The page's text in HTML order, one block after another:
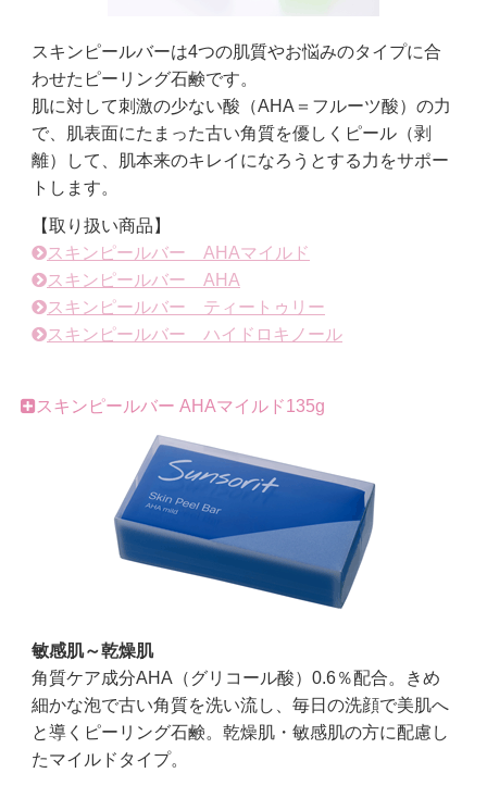
スキンピールバーは4つの肌質やお悩みのタイプに合
わせたピーリング石鹸です。
肌に対して刺激の少ない酸（AHA＝フルーツ酸）の力
で、肌表面にたまった古い角質を優しくピール（剥
離）して、肌本来のキレイになろうとする力をサポー
トします。
【取り扱い商品】
スキンピールバー AHAマイルド
スキンピールバー AHA
スキンピールバー ティートゥリー
スキンピールバー ハイドロキノール
スキンピールバー AHAマイルド135g
敏感肌～乾燥肌
角質ケア成分AHA（グリコール酸）0.6％配合。きめ
細かな泡で古い角質を洗い流し、毎日の洗顔で美肌へ
と導くピーリング石鹸。乾燥肌・敏感肌の方に配慮し
たマイルドタイプ。